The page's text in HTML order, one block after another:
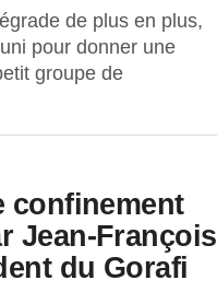
de plus en plus,
pour donner une
groupe de
confinement
Jean-François
du Gorafi